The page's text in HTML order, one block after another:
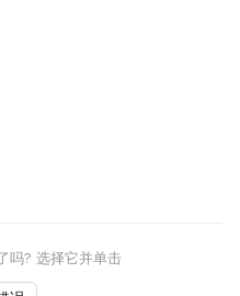
吗? 选择它并单击